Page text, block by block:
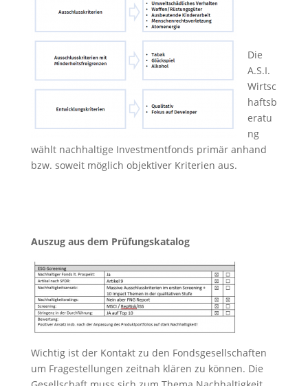
Die
A.S.I.
Wirtsc
haftsb
eratu
ng
wählt nachhaltige Investmentfonds primär anhand
bzw. soweit möglich objektiver Kriterien aus.
Auszug aus dem Prüfungskatalog
Wichtig ist der Kontakt zu den Fondsgesellschaften
um Fragestellungen zeitnah klären zu können. Die